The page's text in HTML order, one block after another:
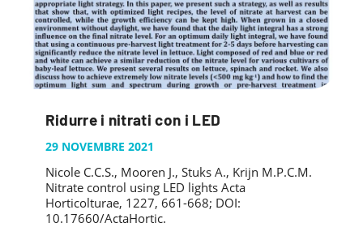
Ridurre i nitrati con i LED
29 NOVEMBRE 2021
Nicole C.C.S., Mooren J., Stuks A., Krijn M.P.C.M.
Nitrate control using LED lights Acta
Horticolturae, 1227, 661-668; DOI:
10.17660/ActaHortic.